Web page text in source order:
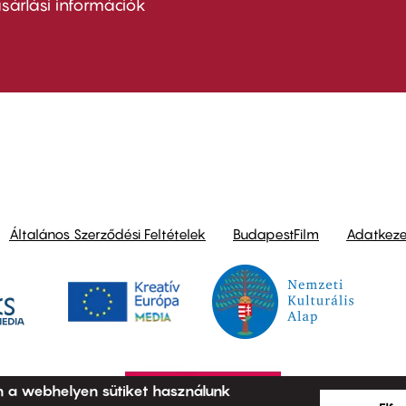
információk
Általános Szerződési Feltételek BudapestFilm
a webhelyen sütiket használunk